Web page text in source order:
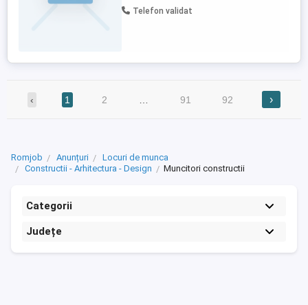
Telefon validat
‹ 1 2 91 92 ›
Romjob Anunțuri
Locuri de munca
Constructii - Arhitectura - Design
Muncitori constructii
Categorii
Județe